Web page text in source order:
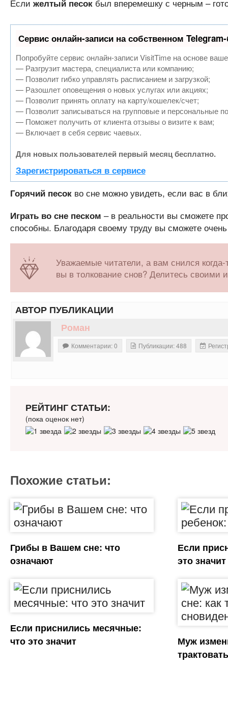
Если желтый песокбыл вперемешку с черным –
Сервис онлайн-записи на собственном
Попробуйте сервис онлайн-записи VisitTime на основе
— Разгрузит мастера, специалиста или компанию;
— Позволит гибко управлять расписанием и загрузкой;
— Разошлет оповещения о новых услугах или акциях;
— Позволит принять оплату на карту/кошелек/счет;
— Позволит записываться на групповые и персональные
— Поможет получить от клиента отзывы о визите к вам;
— Включает в себя сервис чаевых.
Для новых пользователей первый месяц бесплатно.
Зарегистрироваться в сервисе
Горячий песокво сне можно увидеть, если вас в
Играть во сне песком – в реальности вы сможете
способны. Благодаря своему труду вы сможете
Уважаемые читатели, а вам снился
вы в толкование снов? Делитесь своими
АВТОР ПУБЛИКАЦИИ
Роман
Комментарии: 0 Публикации: 488
РЕЙТИНГ СТАТЬИ:
(пока оценок нет)
Похожие статьи:
Грибы в Вашем сне: что
означают
Если
это значит
Если приснились месячные:
что это значит
Муж